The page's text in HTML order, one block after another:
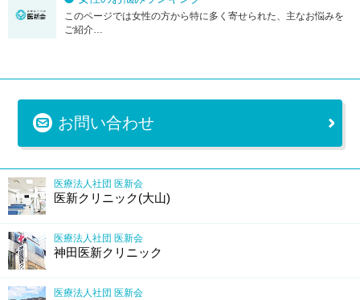
このページでは女性の方から特に多く寄せられた、主なお悩みを
ご紹介…
お問い合わせ
医療法人社団 医新会
医新クリニック(大山)
医療法人社団 医新会
神田医新クリニック
医療法人社団 医新会